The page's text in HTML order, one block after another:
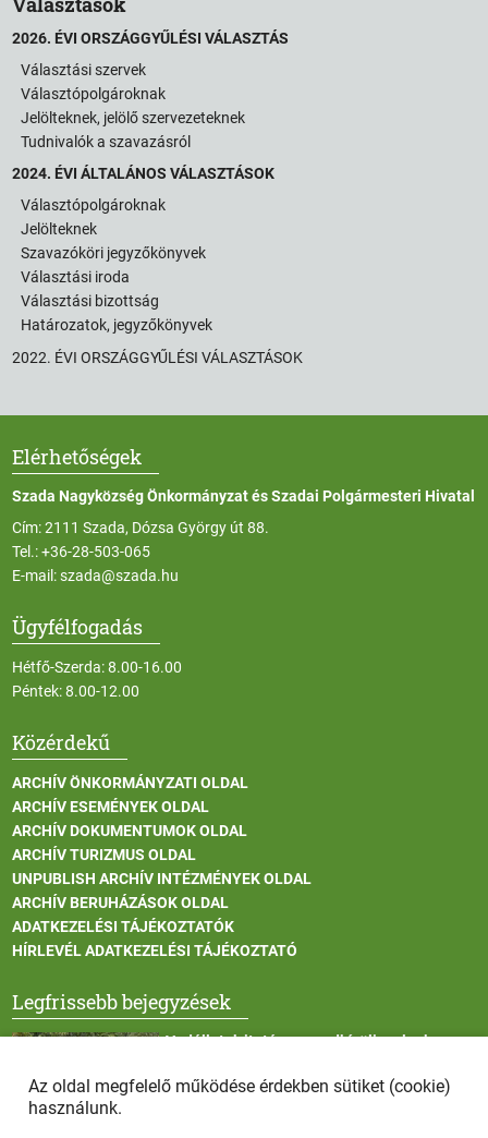
2026. ÉVI ORSZÁGGYŰLÉSI VÁLASZTÁS
Választási szervek
Választópolgároknak
Jelölteknek, jelölő szervezeteknek
Tudnivalók a szavazásról
2024. ÉVI ÁLTALÁNOS VÁLASZTÁSOK
Választópolgároknak
Jelölteknek
Szavazóköri jegyzőkönyvek
Választási iroda
Választási bizottság
Határozatok, jegyzőkönyvek
2022. ÉVI ORSZÁGGYŰLÉSI VÁLASZTÁSOK
Elérhetőségek
Szada Nagyközség Önkormányzat és Szadai Polgármesteri Hivatal
Cím: 2111 Szada, Dózsa György út 88.
Tel.:+36-28-503-065
E-mail:szada@szada.hu
Ügyfélfogadás
Hétfő-Szerda: 8.00-16.00
Péntek: 8.00-12.00
Közérdekű
ARCHÍV ÖNKORMÁNYZATI OLDAL
ARCHÍV ESEMÉNYEK OLDAL
ARCHÍV DOKUMENTUMOK OLDAL
ARCHÍV TURIZMUS OLDAL
UNPUBLISH ARCHÍV INTÉZMÉNYEK OLDAL
ARCHÍV BERUHÁZÁSOK OLDAL
ADATKEZELÉSI TÁJÉKOZTATÓK
HÍRLEVÉL ADATKEZELÉSI TÁJÉKOZTATÓ
Legfrissebb bejegyzések
Vadállatok itatása a rendkívüli melegben
Az oldal megfelelő működése érdekben sütiket (cookie)
használunk.